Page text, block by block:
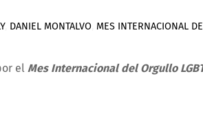
, DANIEL MONTALVO, MES INTERNACIONAL
el Mes Internacional del Orgullo